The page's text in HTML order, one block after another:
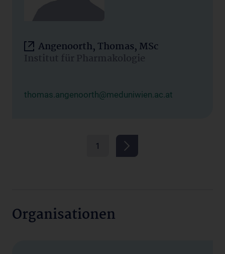
Angenoorth, Thomas, MSc
Institut für Pharmakologie
thomas.angenoorth@meduniwien.ac.at
1
Organisationen